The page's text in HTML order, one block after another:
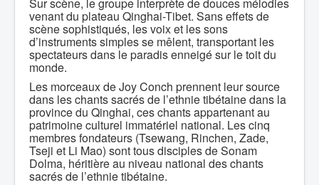
venant du plateau Qinghai-Tibet. Sans effets de
scène sophistiqués, les voix et les sons
d’instruments simples se mêlent, transportant les
spectateurs dans le paradis enneigé sur le toit du
monde.
Les morceaux de Joy Conch prennent leur source
dans les chants sacrés de l’ethnie tibétaine dans la
province du Qinghai, ces chants appartenant au
patrimoine culturel immatériel national. Les cinq
membres fondateurs (Tsewang, Rinchen, Zade,
Tseji et Li Mao) sont tous disciples de Sonam
Dolma, héritière au niveau national des chants
sacrés de l’ethnie tibétaine.